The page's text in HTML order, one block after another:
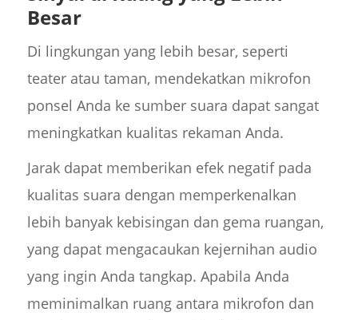
Besar
Di lingkungan yang lebih besar, seperti
teater atau taman, mendekatkan mikrofon
ponsel Anda ke sumber suara dapat sangat
meningkatkan kualitas rekaman Anda.
Jarak dapat memberikan efek negatif pada
kualitas suara dengan memperkenalkan
lebih banyak kebisingan dan gema ruangan,
yang dapat mengacaukan kejernihan audio
yang ingin Anda tangkap. Apabila Anda
meminimalkan ruang antara mikrofon dan